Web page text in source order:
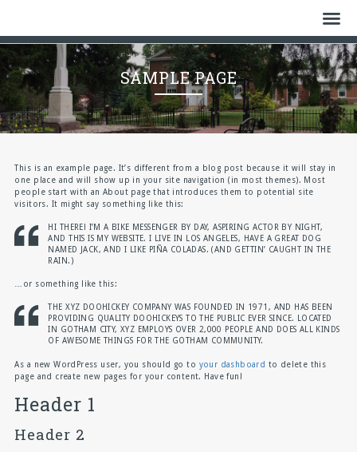
Home
Who We Are
History
Watch
Give
Events
Cemetery
Gallery
SAMPLE PAGE
This is an example page. It’s different from a blog post because it will stay in
one place and will show up in your site navigation (in most themes). Most
people start with an About page that introduces them to potential site
visitors. It might say something like this:
HI THERE! I’M A BIKE MESSENGER BY DAY, ASPIRING ACTOR BY NIGHT,
AND THIS IS MY WEBSITE. I LIVE IN LOS ANGELES, HAVE A GREAT DOG
NAMED JACK, AND I LIKE PIÑA COLADAS. (AND GETTIN’ CAUGHT IN THE
RAIN.)
…or something like this:
THE XYZ DOOHICKEY COMPANY WAS FOUNDED IN 1971, AND HAS BEEN
PROVIDING QUALITY DOOHICKEYS TO THE PUBLIC EVER SINCE. LOCATED
IN GOTHAM CITY, XYZ EMPLOYS OVER 2,000 PEOPLE AND DOES ALL KINDS
OF AWESOME THINGS FOR THE GOTHAM COMMUNITY.
As a new WordPress user, you should go to your dashboard to delete this
page and create new pages for your content. Have fun!
Header 1
Header 2